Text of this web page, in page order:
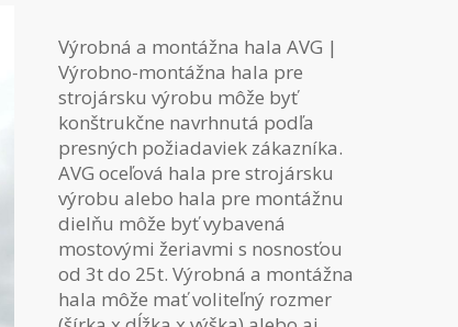
Výrobná a montážna hala AVG |
Výrobno-montážna hala pre
strojársku výrobu môže byť
konštrukčne navrhnutá podľa
presných požiadaviek zákazníka.
AVG oceľová hala pre strojársku
výrobu alebo hala pre montážnu
dielňu môže byť vybavená
mostovými žeriavmi s nosnosťou
od 3t do 25t. Výrobná a montážna
hala môže mať voliteľný rozmer